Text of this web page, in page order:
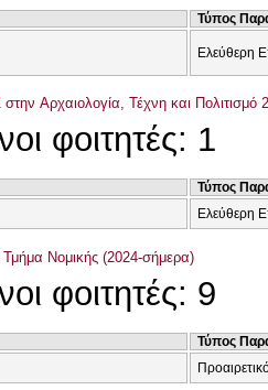
Τύπος
Ελεύθερη
Αρχαιολογία, Τέχνη και Πολιτισμό
φοιτητές: 1
Τύπος
Ελεύθερη
Νομικής (2024-σήμερα)
φοιτητές: 9
Τύπος